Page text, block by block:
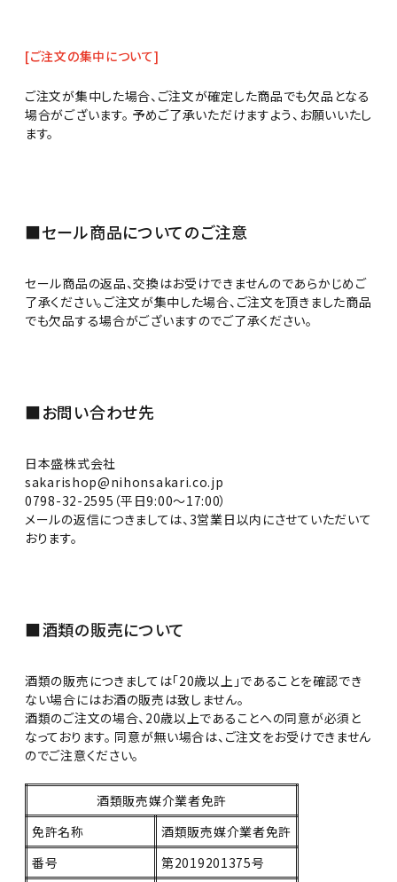
[ご注文の集中について]
ご注文が集中した場合、ご注文が確定した商品でも欠品となる
場合がございます。 予めご了承いただけますよう、お願いいたし
ます。
■セール商品についてのご注意
セール商品の返品、交換はお受けできませんのであらかじめご
了承ください。ご注文が集中した場合、ご注文を頂きました商品
でも欠品する場合がございますのでご了承ください。
■お問い合わせ先
日本盛株式会社
sakarishop@nihonsakari.co.jp
0798-32-2595（平日9:00〜17:00）
メールの返信につきましては、3営業日以内にさせていただいて
おります。
■酒類の販売について
酒類の販売につきましては「20歳以上」であることを確認でき
ない場合にはお酒の販売は致しません。
酒類のご注文の場合、20歳以上であることへの同意が必須と
なっております。 同意が無い場合は、ご注文をお受けできません
のでご注意ください。
酒類販売媒介業者免許
免許名称
酒類販売媒介業者免許
番号
第2019201375号